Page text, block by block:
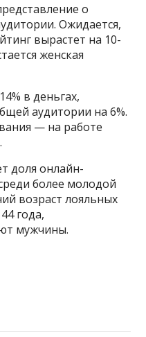
о
Ожидается,
вырастет на 10-
женская
в деньгах,
аудитории на 6%.
— на работе
доля онлайн-
более молодой
возраст лояльных
года,
мужчины.